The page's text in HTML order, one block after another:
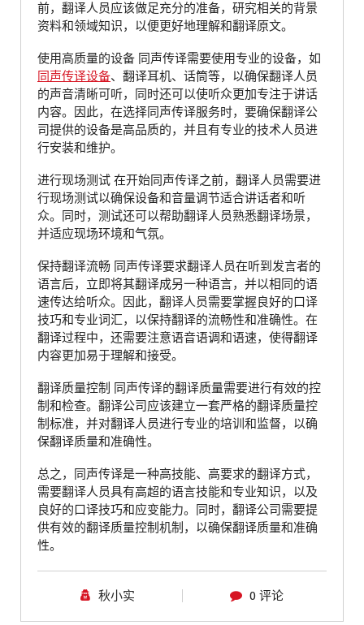
前，翻译人员应该做足充分的准备，研究相关的背景
资料和领域知识，以便更好地理解和翻译原文。
使用高质量的设备 同声传译需要使用专业的设备，如
同声传译设备、翻译耳机、话筒等，以确保翻译人员
的声音清晰可听，同时还可以使听众更加专注于讲话
内容。因此，在选择同声传译服务时，要确保翻译公
司提供的设备是高品质的，并且有专业的技术人员进
行安装和维护。
进行现场测试 在开始同声传译之前，翻译人员需要进
行现场测试以确保设备和音量调节适合讲话者和听
众。同时，测试还可以帮助翻译人员熟悉翻译场景，
并适应现场环境和气氛。
保持翻译流畅 同声传译要求翻译人员在听到发言者的
语言后，立即将其翻译成另一种语言，并以相同的语
速传达给听众。因此，翻译人员需要掌握良好的口译
技巧和专业词汇，以保持翻译的流畅性和准确性。在
翻译过程中，还需要注意语音语调和语速，使得翻译
内容更加易于理解和接受。
翻译质量控制 同声传译的翻译质量需要进行有效的控
制和检查。翻译公司应该建立一套严格的翻译质量控
制标准，并对翻译人员进行专业的培训和监督，以确
保翻译质量和准确性。
总之，同声传译是一种高技能、高要求的翻译方式，
需要翻译人员具有高超的语言技能和专业知识，以及
良好的口译技巧和应变能力。同时，翻译公司需要提
供有效的翻译质量控制机制，以确保翻译质量和准确
性。
秋小实 0 评论